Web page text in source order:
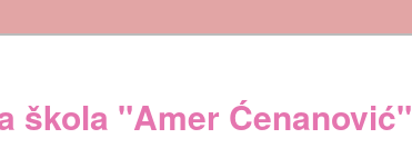
škola "Amer Ćenanović"